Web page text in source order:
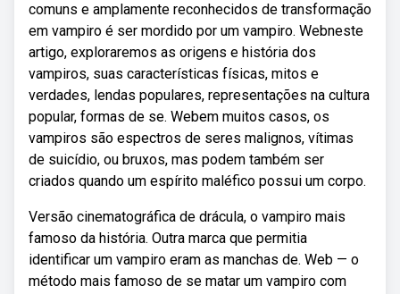
comuns e amplamente reconhecidos de transformação
em vampiro é ser mordido por um vampiro. Webneste
artigo, exploraremos as origens e história dos
vampiros, suas características físicas, mitos e
verdades, lendas populares, representações na cultura
popular, formas de se. Webem muitos casos, os
vampiros são espectros de seres malignos, vítimas
de suicídio, ou bruxos, mas podem também ser
criados quando um espírito maléfico possui um corpo.
Versão cinematográfica de drácula, o vampiro mais
famoso da história. Outra marca que permitia
identificar um vampiro eram as manchas de. Web — o
método mais famoso de se matar um vampiro com